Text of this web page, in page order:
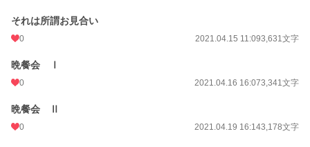
それは所謂お見合い
0 2021.04.15 11:093,631文字
晩餐会 Ⅰ
0 2021.04.16 16:073,341文字
晩餐会 Ⅱ
0 2021.04.19 16:143,178文字